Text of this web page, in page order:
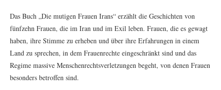
Das Buch „Die mutigen Frauen Irans“ erzählt die Geschichten von
fünfzehn Frauen, die im Iran und im Exil leben. Frauen, die es gewagt
haben, ihre Stimme zu erheben und über ihre Erfahrungen in einem
Land zu sprechen, in dem Frauenrechte eingeschränkt sind und das
Regime massive Menschenrechtsverletzungen begeht, von denen Frauen
besonders betroffen sind.